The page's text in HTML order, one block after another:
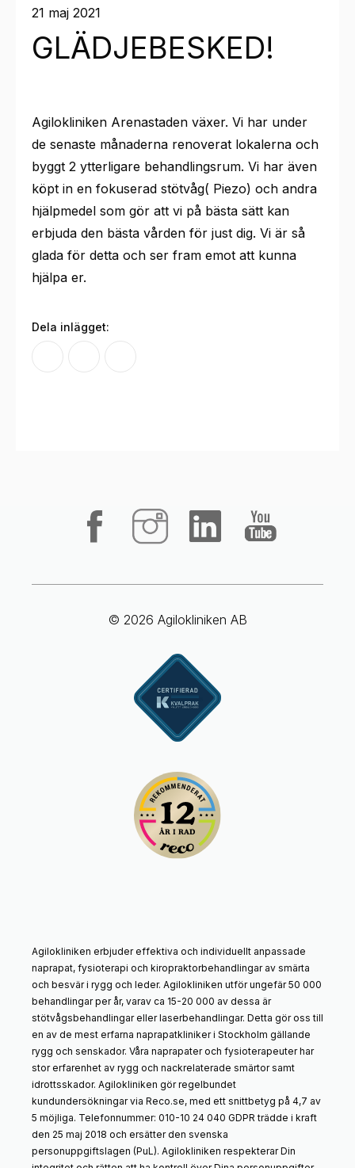
21 maj 2021
GLÄDJEBESKED!
Agilokliniken Arenastaden växer. Vi har under
de senaste månaderna renoverat lokalerna och
byggt 2 ytterligare behandlingsrum. Vi har även
köpt in en fokuserad stötvåg( Piezo) och andra
hjälpmedel som gör att vi på bästa sätt kan
erbjuda den bästa vården för just dig. Vi är så
glada för detta och ser fram emot att kunna
hjälpa er.
Dela inlägget:
© 2026 Agilokliniken AB
Agilokliniken erbjuder effektiva och individuellt anpassade
naprapat, fysioterapi och kiropraktorbehandlingar av smärta
och besvär i rygg och leder. Agilokliniken utför ungefär 50 000
behandlingar per år, varav ca 15-20 000 av dessa är
stötvågsbehandlingar eller laserbehandlingar. Detta gör oss till
en av de mest erfarna naprapatkliniker i Stockholm gällande
rygg och senskador. Våra naprapater och fysioterapeuter har
stor erfarenhet av rygg och nackrelaterade smärtor samt
idrottsskador. Agilokliniken gör regelbundet
kundundersökningar via Reco.se, med ett snittbetyg på 4,7 av
5 möjliga. Telefonnummer: 010-10 24 040 GDPR trädde i kraft
den 25 maj 2018 och ersätter den svenska
personuppgiftslagen (PuL). Agilokliniken respekterar Din